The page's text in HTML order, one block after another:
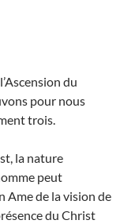
du
pour nous
trois.
la nature
peut
Ame de la vision de
du Christ